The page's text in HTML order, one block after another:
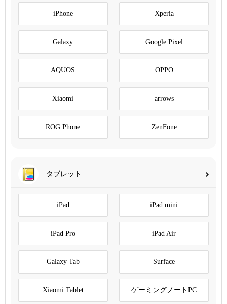
iPhone Xperia
Galaxy Google Pixel
AQUOS OPPO
Xiaomi arrows
ROG Phone ZenFone
タブレット
iPad iPad mini
iPad Pro iPad Air
Galaxy Tab Surface
Xiaomi Tablet ゲーミングノートPC